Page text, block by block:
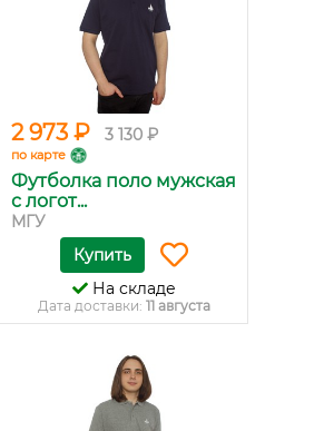
2 973 ₽ 3 130 ₽
по карте
Футболка поло мужская
с логот...
МГУ
Купить
На складе
Дата доставки: 11 августа